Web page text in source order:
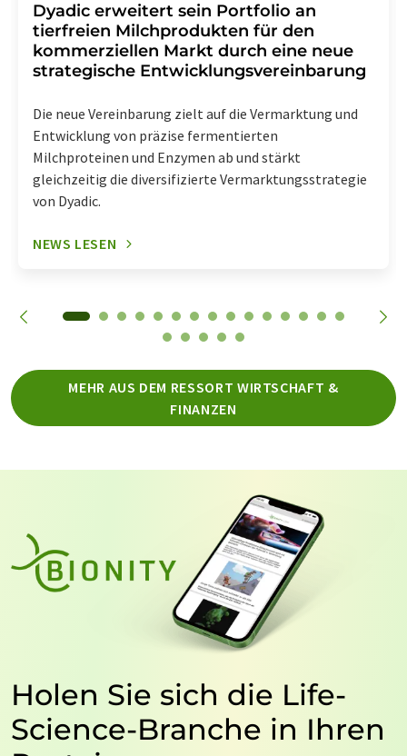
Dyadic erweitert sein Portfolio an
tierfreien Milchprodukten für den
kommerziellen Markt durch eine neue
strategische Entwicklungsvereinbarung
Die neue Vereinbarung zielt auf die Vermarktung und
Entwicklung von präzise fermentierten
Milchproteinen und Enzymen ab und stärkt
gleichzeitig die diversifizierte Vermarktungsstrategie
von Dyadic.
NEWS LESEN
MEHR AUS DEM RESSORT WIRTSCHAFT &
FINANZEN
Holen Sie sich die Life-
Science-Branche in Ihren